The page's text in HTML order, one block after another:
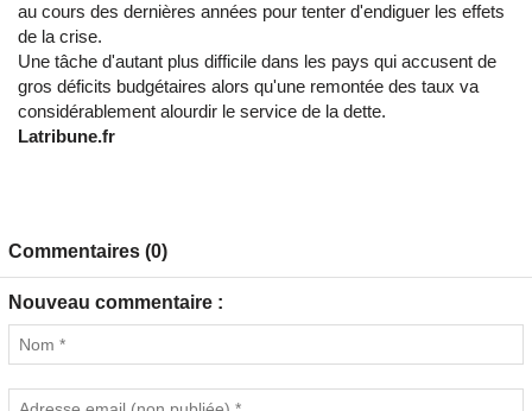
au cours des dernières années pour tenter d'endiguer les effets
de la crise.
Une tâche d'autant plus difficile dans les pays qui accusent de
gros déficits budgétaires alors qu'une remontée des taux va
considérablement alourdir le service de la dette.
Latribune.fr
Commentaires (0)
Nouveau commentaire :